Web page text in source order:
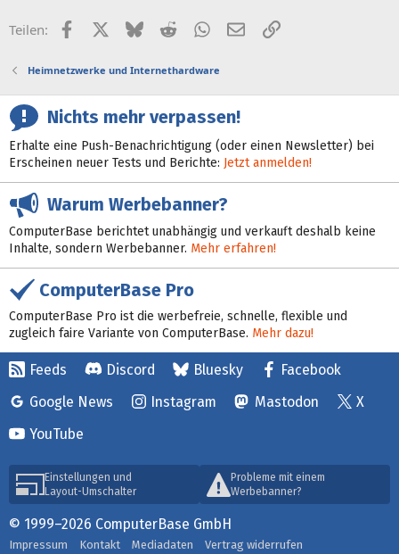
Teilen: FacebookX (Twitter)
BlueskyRedditWhatsApp
E-MailLink
Heimnetzwerke und Internethardware
Nichts mehr verpassen!
Erhalte eine Push-Benachrichtigung (oder einen Newsletter) bei
Erscheinen neuer Tests und Berichte: Jetzt anmelden!
Warum Werbebanner?
ComputerBase berichtet unabhängig und verkauft deshalb keine
Inhalte, sondern Werbebanner. Mehr erfahren!
ComputerBase Pro
ComputerBase Pro ist die werbefreie, schnelle, flexible und
zugleich faire Variante von ComputerBase. Mehr dazu!
Feeds Discord Bluesky
Facebook
Google News
Instagram Mastodon
X
YouTube
Einstellungen und
Layout-Umschalter
Probleme mit einem
Werbebanner?
© 1999–2026 ComputerBase GmbH
Impressum Kontakt Mediadaten Vertrag widerrufen